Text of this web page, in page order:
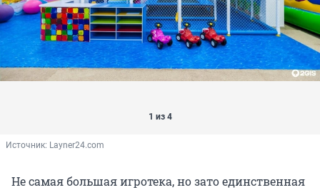
1 из 4
Источник: Layner24.com
Не самая большая игротека, но зато единственная